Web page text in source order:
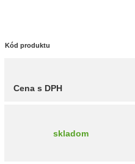
Kód produktu
Cena s DPH
skladom